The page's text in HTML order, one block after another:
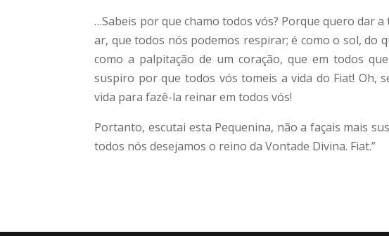
…Sabeis por que chamo todos vós? Porque quero dar
ar, que todos nós podemos respirar; é como o sol, do
como a palpitação de um coração, que em todos
suspiro por que todos vós tomeis a vida do Fiat! Oh,
vida para fazê-la reinar em todos vós!
Portanto, escutai esta Pequenina, não a façais mais
todos nós desejamos o reino da Vontade Divina. Fiat.”